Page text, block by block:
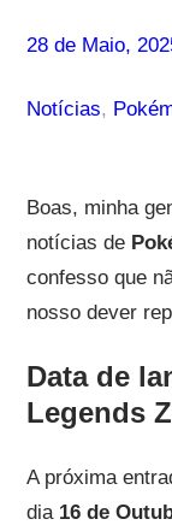
28 de Maio,
Notícias,
Boas, minha
notícias de
confesso que
nosso dever
Data de
Legends
A próxima
dia 16 de